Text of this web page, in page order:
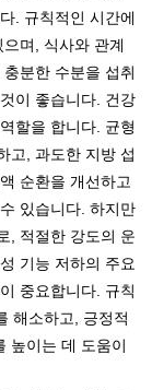
. 규칙적인 시간에
며, 식사와 관계
분한 수분을 섭취
이 좋습니다. 건강
할을 합니다. 균형
고, 과도한 지방 섭
순환을 개선하고
있습니다. 하지만
, 적절한 강도의 운
기능 저하의 주요
중요합니다. 규칙
해소하고, 긍정적
높이는 데 도움이